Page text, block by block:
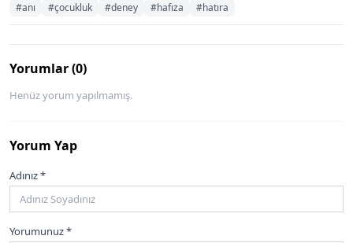
#anı #çocukluk #deney #hafıza #hatıra
Yorumlar (0)
Henüz yorum yapılmamış.
Yorum Yap
Adınız *
Yorumunuz *